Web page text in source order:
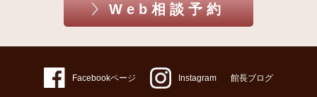
Web相談予約
Facebookページ Instagram 館長ブログ